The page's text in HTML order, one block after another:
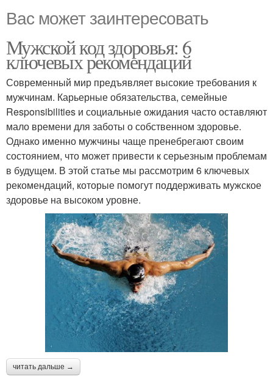
Вас может заинтересовать
Мужской код здоровья: 6
ключевых рекомендаций
Современный мир предъявляет высокие требования к
мужчинам. Карьерные обязательства, семейные
Responsibilities и социальные ожидания часто оставляют
мало времени для заботы о собственном здоровье.
Однако именно мужчины чаще пренебрегают своим
состоянием, что может привести к серьезным проблемам
в будущем. В этой статье мы рассмотрим 6 ключевых
рекомендаций, которые помогут поддерживать мужское
здоровье на высоком уровне.
читать дальше →